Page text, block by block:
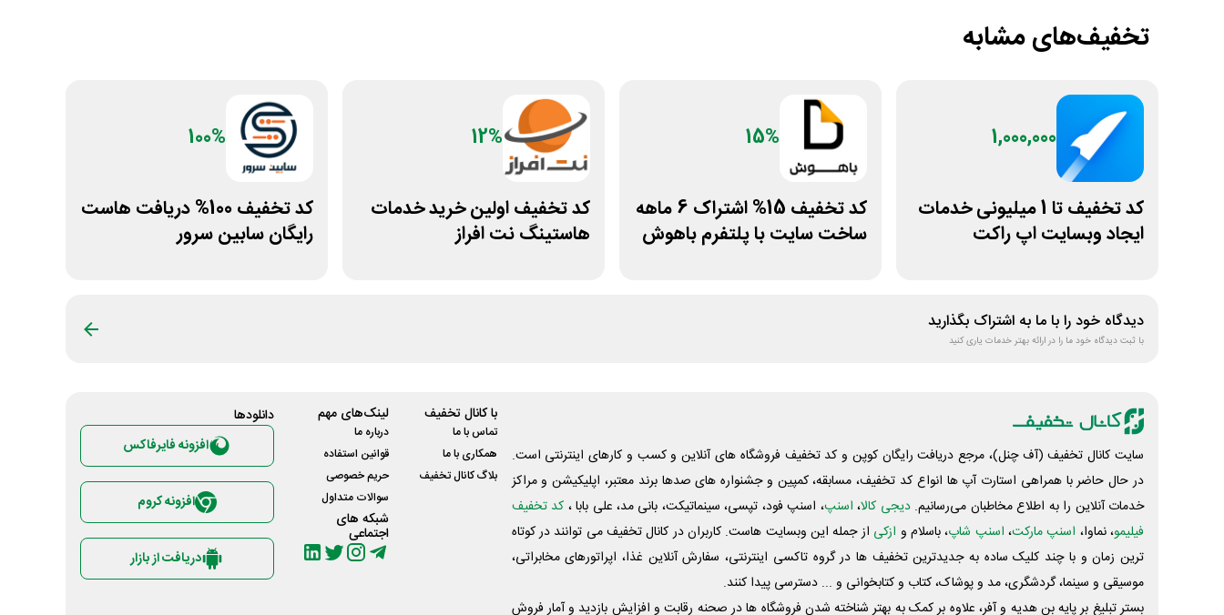
تخفیف‌های مشابه
1,000,000
کد تخفیف تا 1 میلیونی خدمات
ایجاد وبسایت اپ راکت
15%
کد تخفیف 15% اشتراک 6 ماهه
ساخت سایت با پلتفرم باهوش
12%
کد تخفیف اولین خرید خدمات
هاستینگ نت افراز
100%
کد تخفیف 100% دریافت هاست
رایگان سابین سرور
دیدگاه خود را با ما به اشتراک بگذارید
با ثبت دیدگاه خود ما را در ارائه بهتر خدمات یاری کنید
سایت کانال تخفیف (آف چنل)، مرجع دریافت رایگان کوپن و کد تخفیف فروشگاه های آنلاین و کسب و‌ کارهای اینترنتی است.
در حال حاضر با همراهی استارت آپ ها انواع کد تخفیف، مسابقه، کمپین و جشنواره های صدها برند معتبر، اپلیکیشن و مراکز
خدمات آنلاین را به اطلاع مخاطبان می‌رسانیم. دیجی کالا، اسنپ، اسنپ فود، تپسی، سینماتیکت، بانی مد، علی‌ بابا ، کد تخفیف
فیلیمو، نماوا، اسنپ مارکت، اسنپ شاپ، باسلام و ازکی از جمله این وبسایت ‌هاست. کاربران در کانال تخفیف می توانند در کوتاه
ترین زمان و با چند کلیک ساده به جدیدترین تخفیف ها در گروه تاکسی اینترنتی، سفارش آنلاین غذا، اپراتورهای مخابراتی،
موسیقی و سینما، گردشگری، مد و پوشاک، کتاب و کتابخوانی و ... دسترسی پیدا کنند.
بستر تبلیغ بر پایه بن هدیه و آفر، علاوه بر کمک به بهتر شناخته شدن فروشگاه ها در صحنه رقابت و افزایش بازدید و آمار فروش
با کانال تخفیف
تماس با ما
همکاری با ما
بلاگ کانال تخفیف
لینک‌های مهم
درباره ما
قوانین استفاده
حریم خصوصی
سوالات متداول
شبکه های
اجتماعی
دانلود‌ها
افزونه فایرفاکس
افزونه کروم
دریافت از بازار